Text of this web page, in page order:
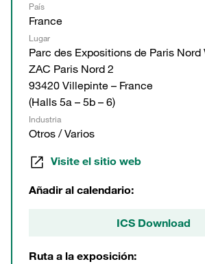
País
France
Lugar
Parc des Expositions de Paris
ZAC Paris Nord 2
93420 Villepinte – France
(Halls 5a – 5b – 6)
Industria
Otros / Varios
Visite el sitio web
Añadir al calendario:
ICS Download
Ruta a la exposición: